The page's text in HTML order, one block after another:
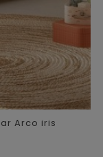
Arco iris